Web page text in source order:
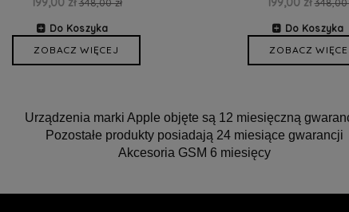
Do Koszyka
ZOBACZ WIĘCEJ
Do Koszyka
ZOBACZ
Urządzenia marki Apple objęte są 12 miesięczną
Pozostałe produkty posiadają 24 miesiące gwarancji
Akcesoria GSM 6 miesięcy